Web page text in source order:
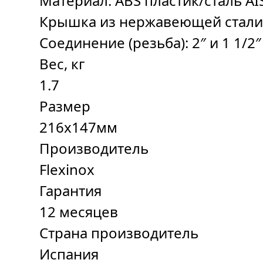
Крышка из нержавеющей стали
Соединение (резьба): 2″ и 1 1/2″
Вес, кг
1.7
Размер
216х147мм
Производитель
Flexinox
Гарантия
12 месяцев
Страна производитель
Испания